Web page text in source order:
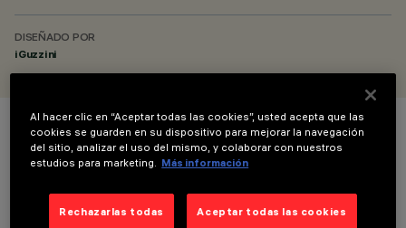
DISEÑADO POR
iGuzzini
COLOR
Al hacer clic en “Aceptar todas las cookies”, usted acepta que las
cookies se guarden en su dispositivo para mejorar la navegación
del sitio, analizar el uso del mismo, y colaborar con nuestros
estudios para marketing. Más información
Rechazarlas todas Aceptar todas las cookies